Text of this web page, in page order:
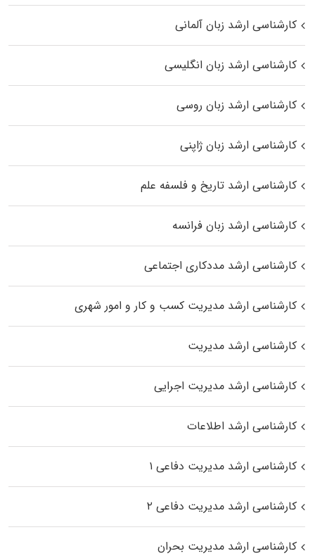
کارشناسی ارشد زبان آلمانی
کارشناسی ارشد زبان انگلیسی
کارشناسی ارشد زبان روسی
کارشناسی ارشد زبان ژاپنی
کارشناسی ارشد تاریخ و فلسفه علم
کارشناسی ارشد زبان فرانسه
کارشناسی ارشد مددکاری اجتماعی
کارشناسی ارشد مدیریت کسب و کار و امور شهری
کارشناسی ارشد مدیریت
کارشناسی ارشد مدیریت اجرایی
کارشناسی ارشد اطلاعات
کارشناسی ارشد مدیریت دفاعی ۱
کارشناسی ارشد مدیریت دفاعی ۲
کارشناسی ارشد مدیریت بحران